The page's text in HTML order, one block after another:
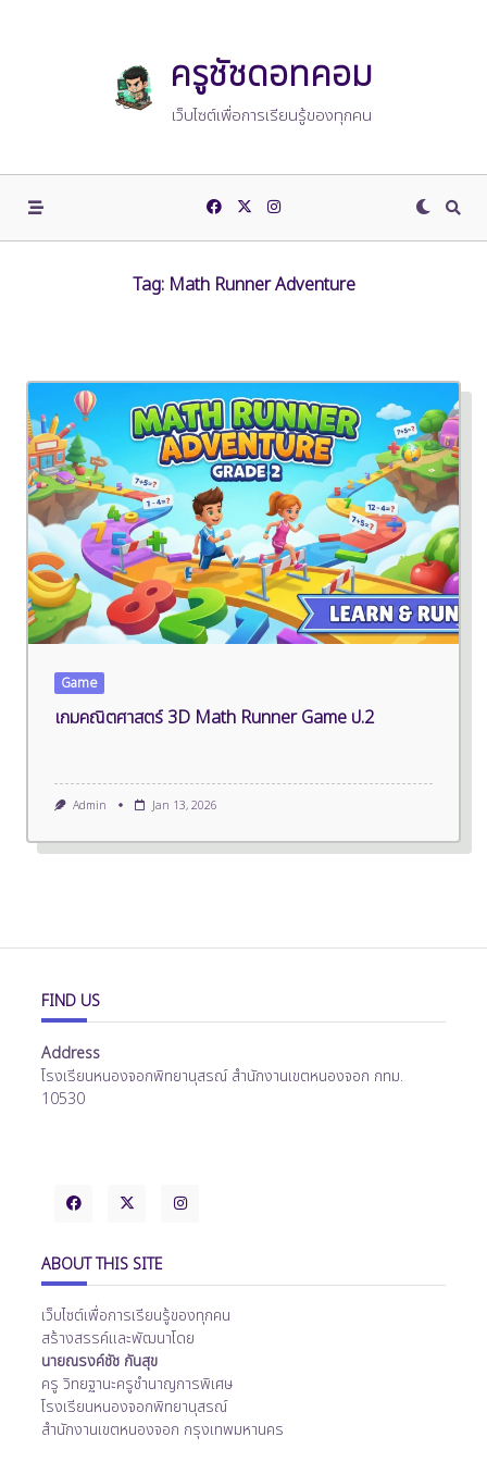
ครูชัชดอทคอม
เว็บไซต์เพื่อการเรียนรู้ของทุกคน
Tag: Math Runner Adventure
Game
เกมคณิตศาสตร์ 3D Math Runner Game ป.2
Admin Jan 13, 2026
FIND US
Address
โรงเรียนหนองจอกพิทยานุสรณ์ สำนักงานเขตหนองจอก กทม.
10530
ABOUT THIS SITE
เว็บไซต์เพื่อการเรียนรู้ของทุกคน
สร้างสรรค์และพัฒนาโดย
นายณรงค์ชัช กันสุข
ครู วิทยฐานะครูชำนาญการพิเศษ
โรงเรียนหนองจอกพิทยานุสรณ์
สำนักงานเขตหนองจอก กรุงเทพมหานคร